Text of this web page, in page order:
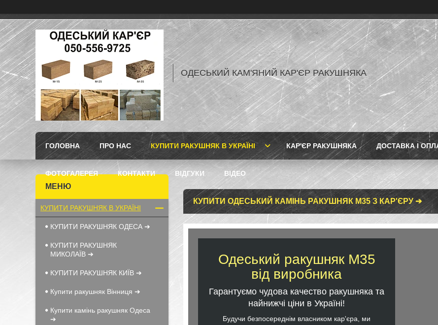
ОДЕСЬКИЙ КАМ'ЯНИЙ КАР'ЄР РАКУШНЯКА
ГОЛОВНА ПРО НАС КУПИТИ РАКУШНЯК В УКРАЇНІ КАР'ЄР РАКУШНЯКА ДОСТАВКА І
ФОТОГАЛЕРЕЯ КОНТАКТИ ВІДГУКИ ВІДЕО
КУПИТИ ОДЕСЬКИЙ КАМІНЬ РАКУШНЯК М35 З КАР'ЄРУ ➔
Одеський ракушняк М35
від виробника
Гарантуємо чудова качество ракушняка та
найнижчі ціни в Україні!
Будучи безпосереднім власником кар'єра, ми
КУПИТИ РАКУШНЯК В УКРАЇНІ
КУПИТИ РАКУШНЯК ОДЕСА ➔
КУПИТИ РАКУШНЯК
МИКОЛАЇВ ➔
КУПИТИ РАКУШНЯК КИЇВ ➔
Купити ракушняк Вінниця ➔
Купити камінь ракушняк Одеса
➔